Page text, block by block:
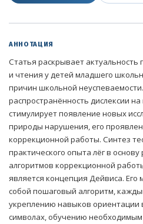
АННОТАЦИЯ
Статья раскрывает
и чтения у детей младшего
причин школьной
распространённость дислексии
стимулирует появление новых
природы нарушения, его
коррекционной работы. Синтез
практического опыта лёг в
алгоритмов коррекционной
является концепция Дейвиса. Его
собой пошаговый алгоритм,
укреплению навыков ориентации
символах, обучению необходимым